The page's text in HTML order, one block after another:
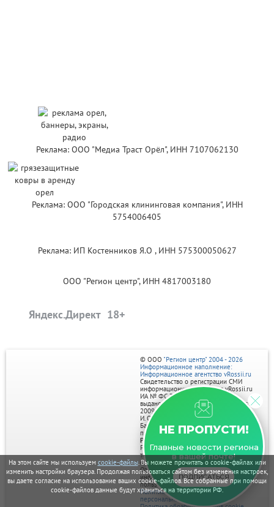
На этом сайте мы используем cookie-файлы. Вы можете прочитать о cookie-файлах или
изменить настройки браузера. Продолжая пользоваться сайтом без изменения настроек,
вы даете согласие на использование ваших cookie-файлов. Все собранные при помощи
cookie-файлов данные будут храниться на территории РФ.
Реклама: ООО "Медиа Траст Орёл", ИНН 7107062130
Реклама: ООО "Городская клининговая компания", ИНН
5754006405
Реклама: ИП Костенников Я.О , ИНН 575300050627
ООО "Регион центр", ИНН 4817003180
Яндекс.Директ
НЕ ПРОПУСТИ!
Главные новости региона
в вашей почте!
ПОДПИСАТЬСЯ
© ООО "Регион центр" 2004 - 2026
Информационное наполнение:
Информационное агентство vRossii.ru
Свидетельство о регистрации СМИ
информационного агентства vRossii.ru
ИА № ФС 77‑35502
выдано РОСКОМНАДЗОРом 04 марта
2009г.
И. О. Главного редактора Нарыков А. Н.
Баннеры на портале размещаются на
правах рекламы.
Реклама на портале:
Рекламное агентство "Умный маркетинг"
тел. 7-910-267-70-40,
email: umnyy.marketing@yandex.ru
Отдельные публикации могут содержать
информацию, не предназначенную для
пользователей до 18 лет.
Политика в отношении обработки
персональных данных